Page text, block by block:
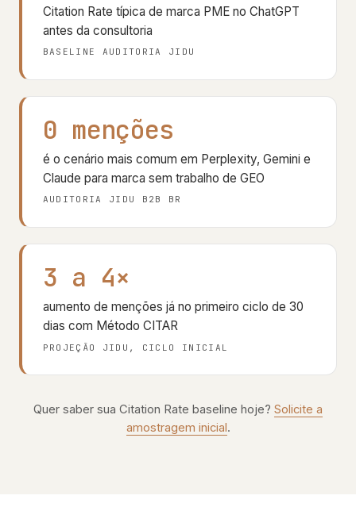
Citation Rate típica de marca PME no ChatGPT
antes da consultoria
BASELINE AUDITORIA JIDU
0 menções
é o cenário mais comum em Perplexity, Gemini e
Claude para marca sem trabalho de GEO
AUDITORIA JIDU B2B BR
3 a 4×
aumento de menções já no primeiro ciclo de 30
dias com Método CITAR
PROJEÇÃO JIDU, CICLO INICIAL
Quer saber sua Citation Rate baseline hoje? Solicite a
amostragem inicial.